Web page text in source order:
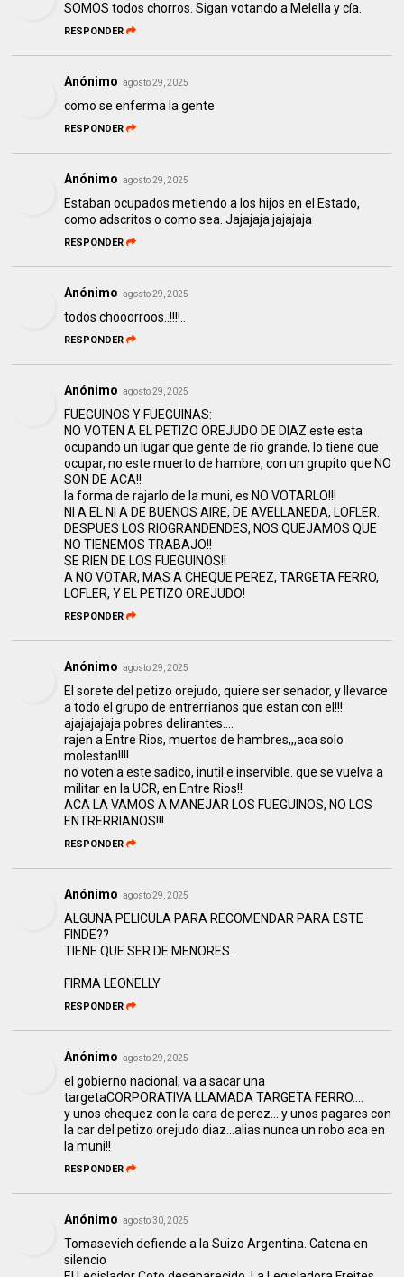
SOMOS todos chorros. Sigan votando a Melella y cía.
RESPONDER
Anónimo agosto 29, 2025
como se enferma la gente
RESPONDER
Anónimo agosto 29, 2025
Estaban ocupados metiendo a los hijos en el Estado,
como adscritos o como sea. Jajajaja jajajaja
RESPONDER
Anónimo agosto 29, 2025
todos chooorroos..!!!!..
RESPONDER
Anónimo agosto 29, 2025
FUEGUINOS Y FUEGUINAS:
NO VOTEN A EL PETIZO OREJUDO DE DIAZ.este esta
ocupando un lugar que gente de rio grande, lo tiene que
ocupar, no este muerto de hambre, con un grupito que NO
SON DE ACA!!
la forma de rajarlo de la muni, es NO VOTARLO!!!
NI A EL NI A DE BUENOS AIRE, DE AVELLANEDA, LOFLER.
DESPUES LOS RIOGRANDENDES, NOS QUEJAMOS QUE
NO TIENEMOS TRABAJO!!
SE RIEN DE LOS FUEGUINOS!!
A NO VOTAR, MAS A CHEQUE PEREZ, TARGETA FERRO,
LOFLER, Y EL PETIZO OREJUDO!
RESPONDER
Anónimo agosto 29, 2025
El sorete del petizo orejudo, quiere ser senador, y llevarce
a todo el grupo de entrerrianos que estan con el!!!
ajajajajaja pobres delirantes....
rajen a Entre Rios, muertos de hambres,,,aca solo
molestan!!!!
no voten a este sadico, inutil e inservible. que se vuelva a
militar en la UCR, en Entre Rios!!
ACA LA VAMOS A MANEJAR LOS FUEGUINOS, NO LOS
ENTRERRIANOS!!!
RESPONDER
Anónimo agosto 29, 2025
ALGUNA PELICULA PARA RECOMENDAR PARA ESTE
FINDE??
TIENE QUE SER DE MENORES.
FIRMA LEONELLY
RESPONDER
Anónimo agosto 29, 2025
el gobierno nacional, va a sacar una
targetaCORPORATIVA LLAMADA TARGETA FERRO....
y unos chequez con la cara de perez....y unos pagares con
la car del petizo orejudo diaz...alias nunca un robo aca en
la muni!!
RESPONDER
Anónimo agosto 30, 2025
Tomasevich defiende a la Suizo Argentina. Catena en
silencio